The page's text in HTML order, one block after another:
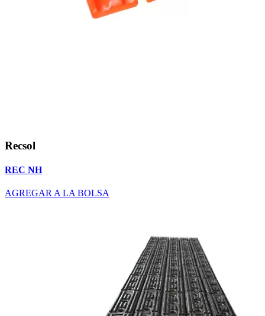
Recsol
REC NH
AGREGAR A LA BOLSA